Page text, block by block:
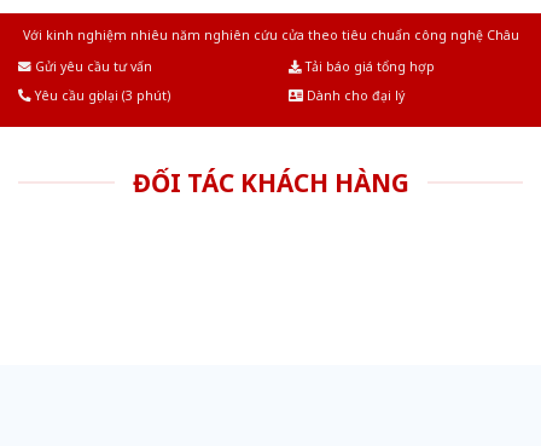
Với kinh nghiệm nhiêu năm nghiên cứu cửa theo tiêu chuẩn công nghệ Châu
Gửi yêu cầu tư vấn
Tải báo giá tổng hợp
Yêu cầu gọi lại (3 phút)
Dành cho đại lý
ĐỐI TÁC KHÁCH HÀNG